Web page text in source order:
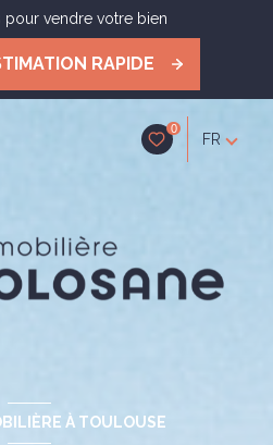
pour vendre votre bien
RAPIDE
0
FR
À TOULOUSE